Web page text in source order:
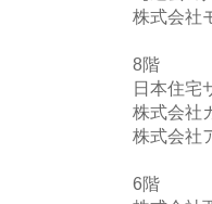
株式会社
8階
日本住宅
株式会社
株式会社
6階